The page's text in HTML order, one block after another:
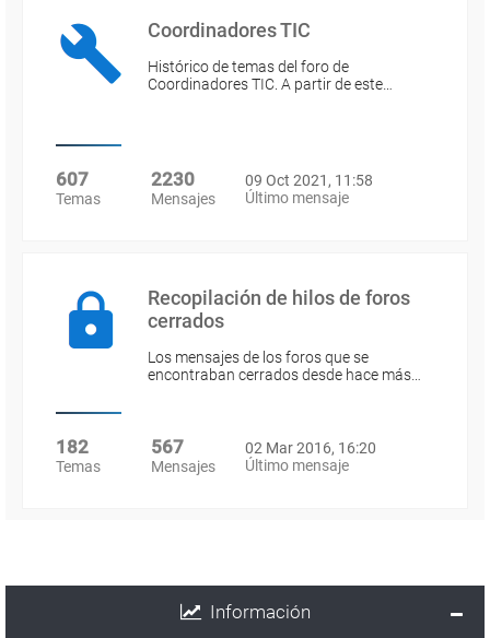
Coordinadores TIC
Histórico de temas del foro de
Coordinadores TIC. A partir de este…
607
Temas
2230
Mensajes
09 Oct 2021, 11:58
Último mensaje
Recopilación de hilos de foros
cerrados
Los mensajes de los foros que se
encontraban cerrados desde hace más…
182
Temas
567
Mensajes
02 Mar 2016, 16:20
Último mensaje
Información